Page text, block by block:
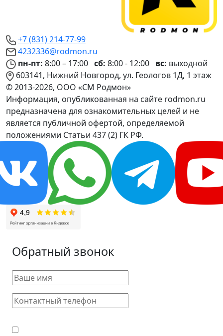
+7 (831) 214-77-99
4232336@rodmon.ru
пн-пт: 8:00 – 17:00 сб: 8:00 - 12:00 вс: выходной
603141, Нижний Новгород, ул. Геологов 1Д, 1 этаж
© 2013-2026, ООО «СМ Родмон»
Информация, опубликованная на сайте rodmon.ru
предназначена для ознакомительных целей и не
является публичной офертой, определяемой
положениями Статьи 437 (2) ГК РФ.
Обратный звонок